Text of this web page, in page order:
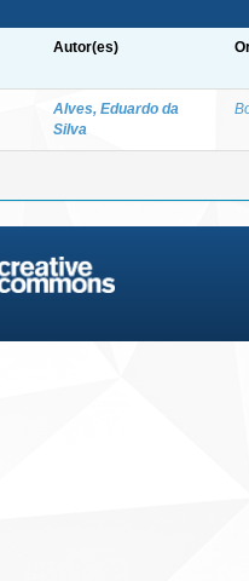
Autor(es)
Alves, Eduardo da
Silva